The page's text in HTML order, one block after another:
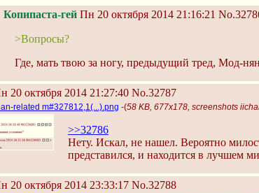
Копипаста-гей Пн 20 октября 2014 21:16:21
>Вопросы?
Где, мать твою за ногу, предыдущий тред, Мод-
20 октября 2014 21:27:40 No.32787
related m#327812,1(...).png -(58 KB, 677x178, screenshots
>>32786
Нету. Искал, не нашел. Вероятно
представился, и находится в лучшем
20 октября 2014 23:33:17 No.32788